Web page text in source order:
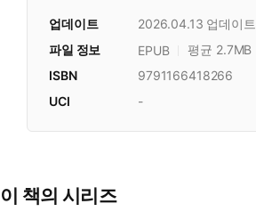
업데이트 2026.04.13 업데이트
파일 정보 EPUB
평균 2.7MB
ISBN
9791166418266
UCI
-
이 책의 시리즈